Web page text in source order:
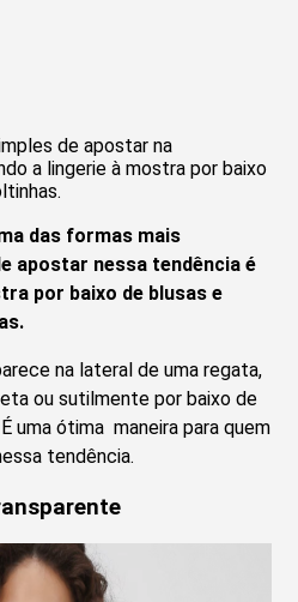
de apostar na
a lingerie à mostra por baixo
das formas mais
apostar nessa tendência é
por baixo de blusas e
na lateral de uma regata,
ou sutilmente por baixo de
uma ótima maneira para quem
tendência.